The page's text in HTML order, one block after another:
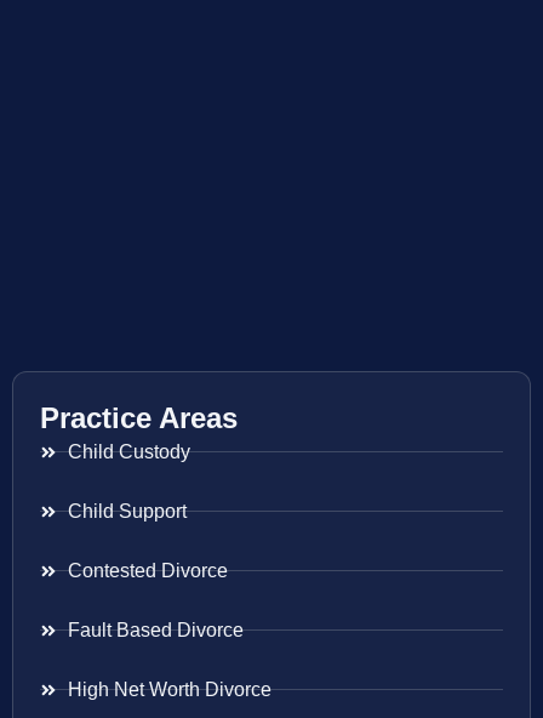
Practice Areas
Child Custody
Child Support
Contested Divorce
Fault Based Divorce
High Net Worth Divorce